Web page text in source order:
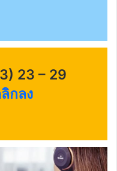
23 – 29
กลง